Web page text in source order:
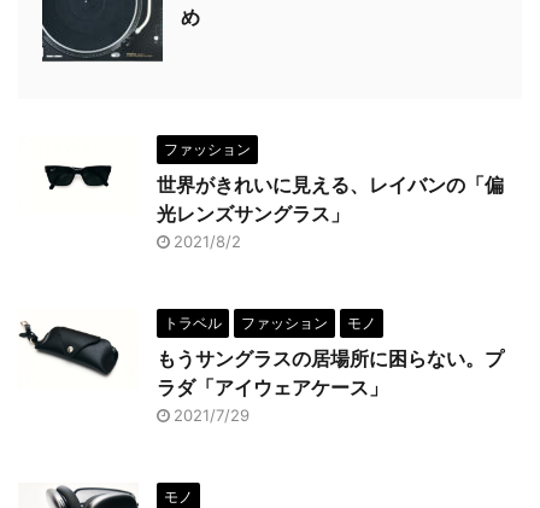
め
ファッション
世界がきれいに見える、レイバンの「偏
光レンズサングラス」
2021/8/2
トラベル ファッション モノ
もうサングラスの居場所に困らない。プ
ラダ「アイウェアケース」
2021/7/29
モノ